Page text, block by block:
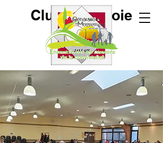
Club de la Joie